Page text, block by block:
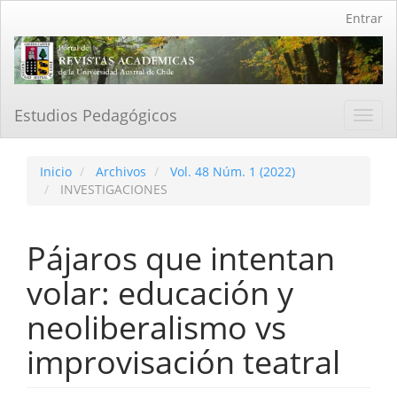
Contenido
principal
Barra
Entrar
Estudios Pedagógicos
Inicio Archivos
Vol. 48 Núm. 1 (2022)
INVESTIGACIONES
Pájaros que intentan
volar: educación y
neoliberalismo vs
improvisación teatral